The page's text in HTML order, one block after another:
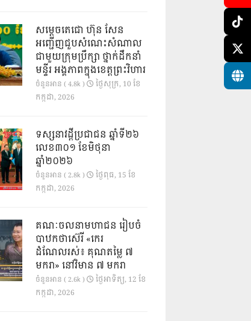
សម្តេចតេជោ ហ៊ុន សែន
អញ្ជើញជួបសំណេះសំណាល
ជាមួយក្រុមប្រឹក្សា ថ្នាក់ដឹកនាំ
មន្ទីរ អង្គភាពក្នុងខេត្តព្រះវិហារ
ចំនួនអាន ( 4.8k )
ថ្ងៃ​សុក្រ, 10 ខែ​
កក្កដា, 2026
ទស្សនាវដ្ដីប្រជាជន ឆ្នាំទី២៦
លេខ៣០១ ខែមិថុនា
ឆ្នាំ២០២៦
ចំនួនអាន ( 2.8k )
ថ្ងៃ​ពុធ, 15 ខែ​
កក្កដា, 2026
គណៈចលនាមហាជន រៀបចំ
បាឋកថាស៊េរី «កេរ
ដំណែលរស់៖ គុណតម្លៃ ៧
មករា» នៅវិមាន ៧ មករា
ចំនួនអាន ( 2.6k )
ថ្ងៃ​អាទិត្យ, 12 ខែ​
កក្កដា, 2026